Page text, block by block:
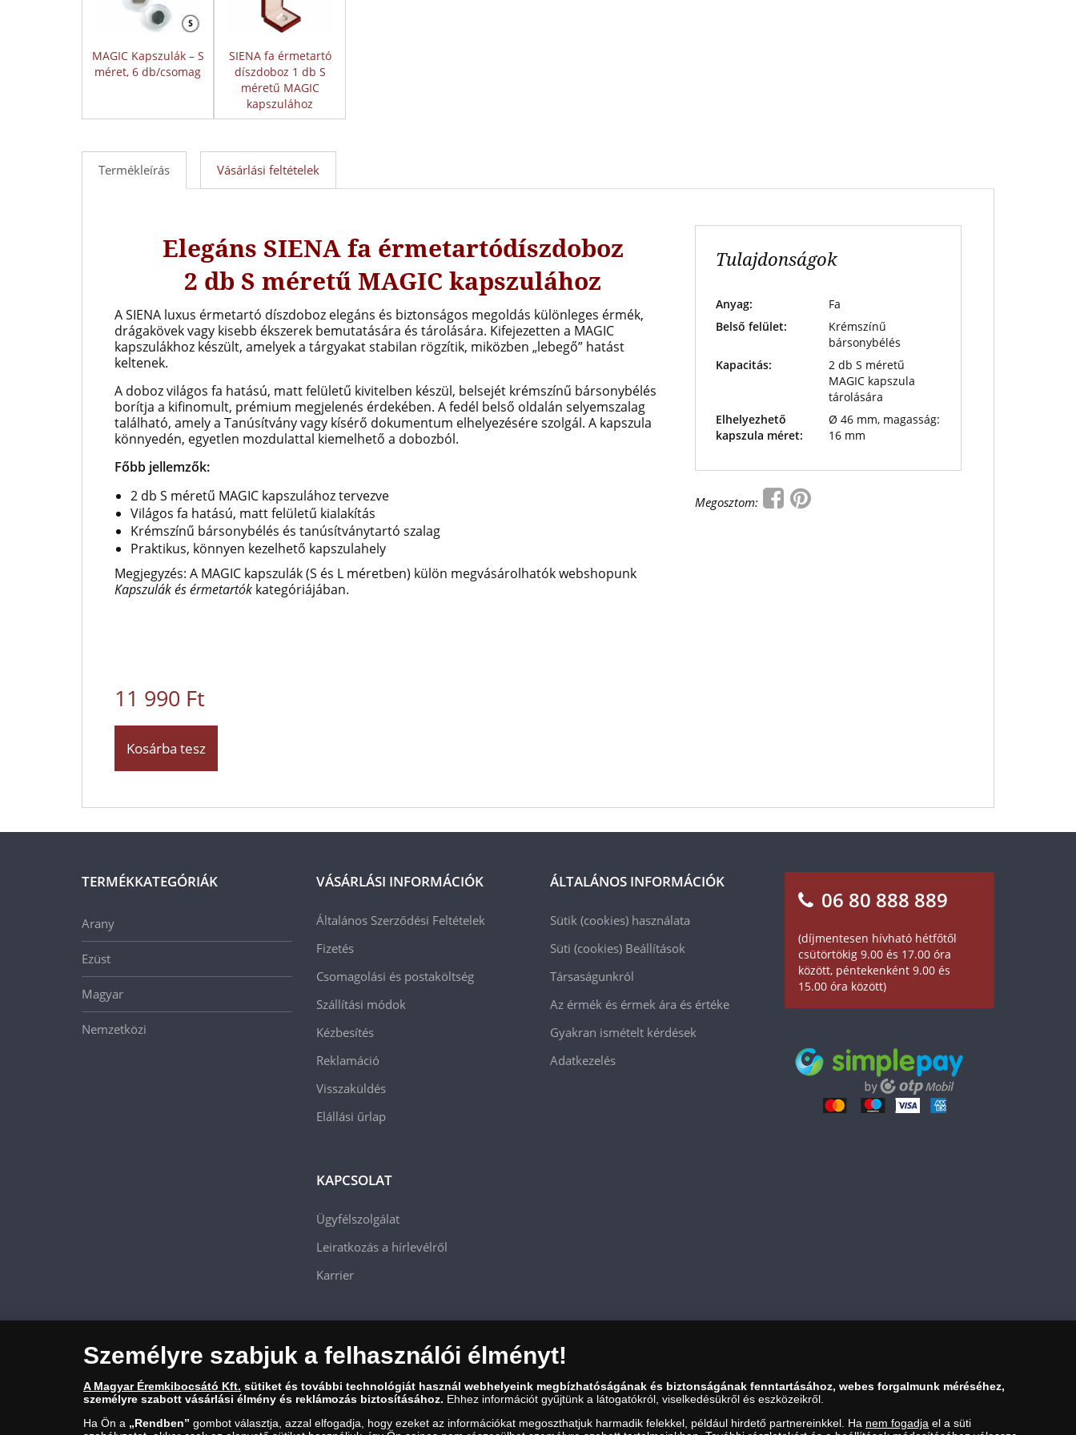
MAGIC Kapszulák – S
méret, 6 db/csomag
SIENA fa érmetartó
díszdoboz 1 db S
méretű MAGIC
kapszulához
Termékleírás Vásárlási feltételek
Elegáns SIENA fa érmetartódíszdoboz
2 db S méretű MAGIC kapszulához
A SIENA luxus érmetartó díszdoboz elegáns és biztonságos megoldás különleges érmék,
drágakövek vagy kisebb ékszerek bemutatására és tárolására. Kifejezetten a MAGIC
kapszulákhoz készült, amelyek a tárgyakat stabilan rögzítik, miközben „lebegő” hatást
keltenek.
A doboz világos fa hatású, matt felületű kivitelben készül, belsejét krémszínű bársonybélés
borítja a kifinomult, prémium megjelenés érdekében. A fedél belső oldalán selyemszalag
található, amely a Tanúsítvány vagy kísérő dokumentum elhelyezésére szolgál. A kapszula
könnyedén, egyetlen mozdulattal kiemelhető a dobozból.
Főbb jellemzők:
2 db S méretű MAGIC kapszulához tervezve
Világos fa hatású, matt felületű kialakítás
Krémszínű bársonybélés és tanúsítványtartó szalag
Praktikus, könnyen kezelhető kapszulahely
Megjegyzés: A MAGIC kapszulák (S és L méretben) külön megvásárolhatók webshopunk
Kapszulák és érmetartók kategóriájában.
11 990 Ft
Kosárba tesz
Tulajdonságok
Anyag:
Fa
Belső felület:
Krémszínű
bársonybélés
Kapacitás:
2 db S méretű
MAGIC kapszula
tárolására
Elhelyezhető
kapszula méret:
Ø 46 mm, magasság:
16 mm
Megosztom:
TERMÉKKATEGÓRIÁK
Arany
Ezüst
Magyar
Nemzetközi
VÁSÁRLÁSI INFORMÁCIÓK
Általános Szerződési Feltételek
Fizetés
Csomagolási és postaköltség
Szállítási módok
Kézbesítés
Reklamáció
Visszaküldés
Elállási űrlap
KAPCSOLAT
Ügyfélszolgálat
Leiratkozás a hírlevélről
Karrier
ÁLTALÁNOS INFORMÁCIÓK
Sütik (cookies) használata
Süti (cookies) Beállítások
Társaságunkról
Az érmék és érmek ára és értéke
Gyakran ismételt kérdések
Adatkezelés
06 80 888 889
(díjmentesen hívható hétfőtől
csütörtökig 9.00 és 17.00 óra
között, péntekenként 9.00 és
15.00 óra között)
Személyre szabjuk a felhasználói élményt!
A Magyar Éremkibocsátó Kft. sütiket és további technológiát használ webhelyeink megbízhatóságának és biztonságának fenntartásához, webes forgalmunk méréséhez,
személyre szabott vásárlási élmény és reklámozás biztosításához. Ehhez információt gyűjtünk a látogatókról, viselkedésükről és eszközeikről.
Ha Ön a „Rendben” gombot választja, azzal elfogadja, hogy ezeket az információkat megoszthatjuk harmadik felekkel, például hirdető partnereinkkel. Ha nem fogadja el a süti